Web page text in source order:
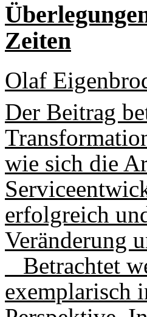
Zeiten
Olaf
Der Beitrag
wie sich die
erfolgreich
Veränderung
Betrachtet
exemplarisch